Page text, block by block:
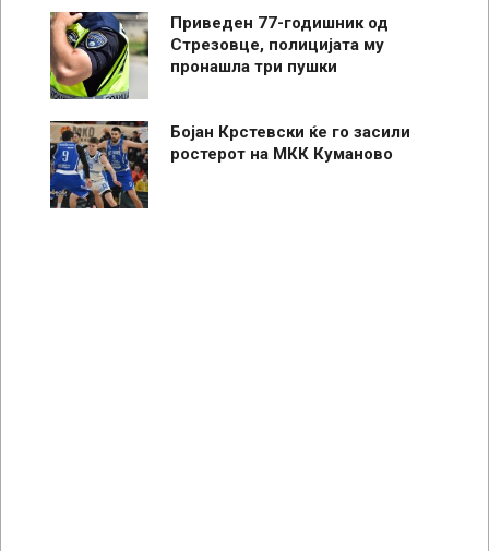
Приведен 77-годишник од
Стрезовце, полицијата му
пронашла три пушки
Бојан Крстевски ќе го засили
ростерот на МКК Куманово